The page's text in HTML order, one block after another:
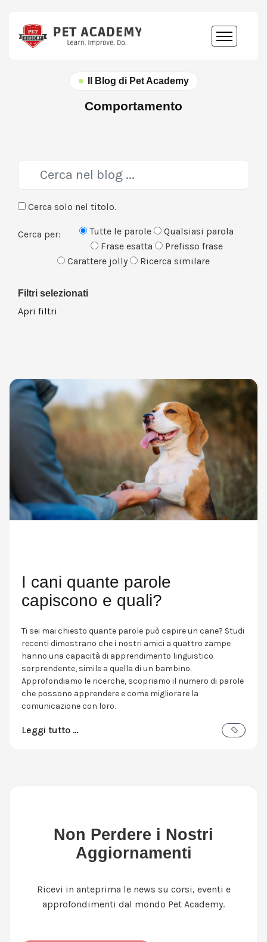
Il Blog di Pet Academy
Comportamento
Cerca solo nel titolo.
Cerca per: Tutte le parole
Qualsiasi parola
Frase esatta
Prefisso frase
Carattere jolly
Ricerca similare
Filtri selezionati
Apri filtri
I cani quante parole
capiscono e quali?
Ti sei mai chiesto quante parole può capire un cane? Studi
recenti dimostrano che i nostri amici a quattro zampe
hanno una capacità di apprendimento linguistico
sorprendente, simile a quella di un bambino.
Approfondiamo le ricerche, scopriamo il numero di parole
che possono apprendere e come migliorare la
comunicazione con loro.
Leggi tutto …
Non Perdere i Nostri
Aggiornamenti
Ricevi in anteprima le news su corsi, eventi e
approfondimenti dal mondo Pet Academy.